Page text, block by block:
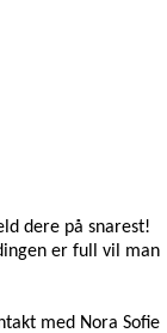
dere på snarest!
er full vil man
med Nora Sofie